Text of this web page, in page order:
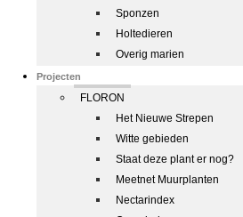
Sponzen
Holtedieren
Overig marien
Projecten
FLORON
Het Nieuwe Strepen
Witte gebieden
Staat deze plant er nog?
Meetnet Muurplanten
Nectarindex